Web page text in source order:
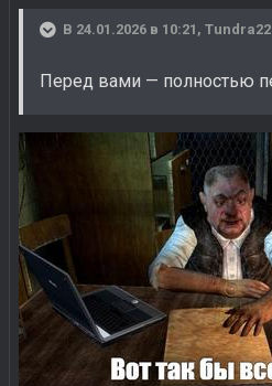
В 24.01.2026 в 10:21,
Перед вами — полностью